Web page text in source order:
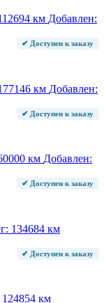
км Добавлен:
✔ Доступен к заказу
км Добавлен:
✔ Доступен к заказу
км Добавлен:
✔ Доступен к заказу
134684 км
✔ Доступен к заказу
124854 км